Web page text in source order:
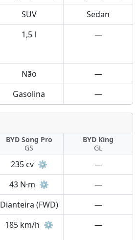
SUV Sedan
1,5 l —
Não —
Gasolina —
BYD Song Pro
GS
BYD King
GL
235 cv ⚙️ —
43 N·m ⚙️ —
Dianteira (FWD) —
185 km/h ⚙️ —